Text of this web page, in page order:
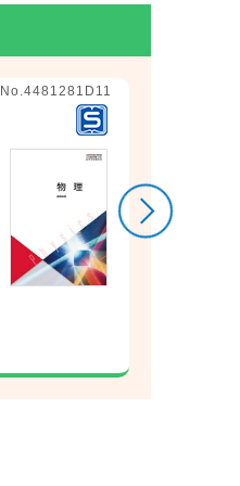
No.4481281D11